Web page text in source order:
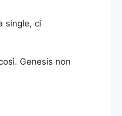
single, ci
Genesis non